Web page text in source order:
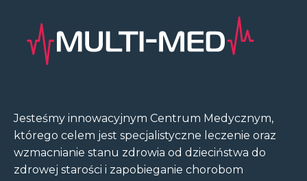
Jesteśmy innowacyjnym Centrum Medycznym,
którego celem jest specjalistyczne leczenie oraz
wzmacnianie stanu zdrowia od dzieciństwa do
zdrowej starości i zapobieganie chorobom